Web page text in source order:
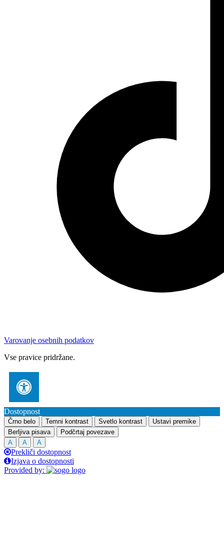
Varovanje osebnih podatkov
Vse pravice pridržane.
Dostopnost
Črno belo Temni kontrast Svetlo kontrast
Ustavi premike
Berljiva pisava
Podčrtaj povezave
A
A A
Prekliči dostopnost
Izjava o dostopnosti
Provided by: